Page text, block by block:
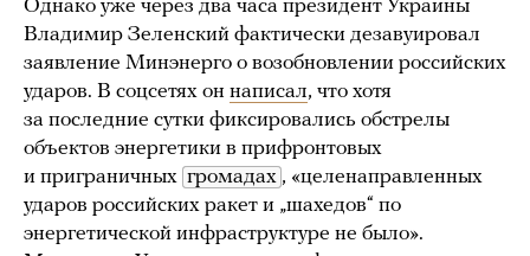
Однако уже через два часа президент Украины
Владимир Зеленский фактически дезавуировал
заявление Минэнерго о возобновлении российских
ударов. В соцсетях он написал, что хотя
за последние сутки фиксировались обстрелы
объектов энергетики в прифронтовых
и приграничных громадах , «целенаправленных
ударов российских ракет и „шахедов“ по ​​
энергетической инфраструктуре не было».